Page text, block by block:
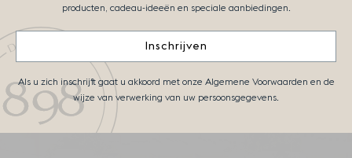
producten, cadeau-ideeën en speciale aanbiedingen.
Inschrijven
Als u zich inschrijft gaat u akkoord met onze Algemene Voorwaarden en de
wijze van verwerking van uw persoonsgegevens.